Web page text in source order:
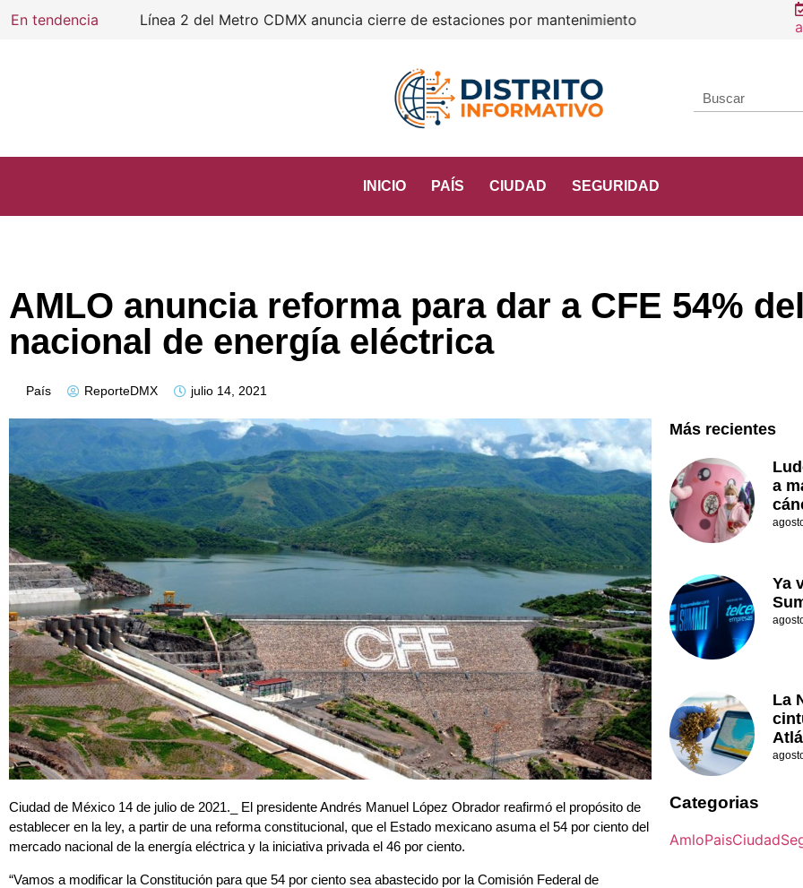
En tendencia Línea 2 del Metro CDMX anuncia cierre de estaciones por mantenimiento
INICIO PAÍS CIUDAD SEGURIDAD
AMLO anuncia reforma para dar a CFE 54%
nacional de energía eléctrica
País ReporteDMX julio 14, 2021
Ciudad de México 14 de julio de 2021._ El presidente Andrés Manuel López Obrador reafirmó el propósito de
establecer en la ley, a partir de una reforma constitucional, que el Estado mexicano asuma el 54 por ciento del
mercado nacional de la energía eléctrica y la iniciativa privada el 46 por ciento.
“Vamos a modificar la Constitución para que 54 por ciento sea abastecido por la Comisión Federal de
Más recientes
a
Ya
La
Categorias
AmloPaisCiudad